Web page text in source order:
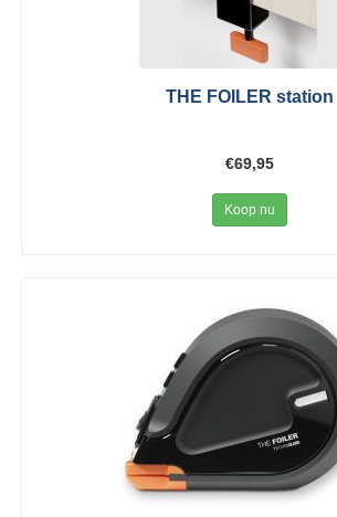
THE FOILER station
€69,95
Koop nu